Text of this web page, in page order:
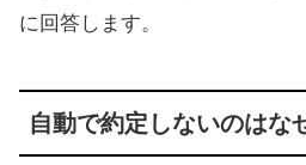
に回答します。
自動で約定しないのはな